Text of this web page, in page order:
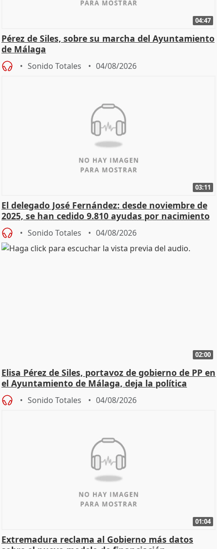
04:47
Pérez de Siles, sobre su marcha del Ayuntamiento
de Málaga
Sonido Totales 04/08/2026
03:11
El delegado José Fernández: desde noviembre de
2025, se han cedido 9.810 ayudas por nacimiento
Sonido Totales 04/08/2026
02:00
Elisa Pérez de Siles, portavoz de gobierno de PP en
el Ayuntamiento de Málaga, deja la política
Sonido Totales 04/08/2026
01:04
Extremadura reclama al Gobierno más datos